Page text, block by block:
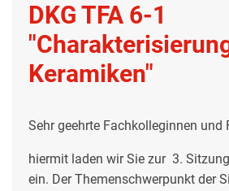
DKG TFA 6-1
Keramiken"
Sehr geehrte Fachkolleginnen und
hiermit laden wir Sie zur 3. Sitzung
ein. Der Themenschwerpunkt der